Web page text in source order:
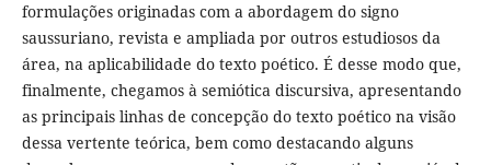
formulações originadas com a abordagem do signo
saussuriano, revista e ampliada por outros estudiosos da
área, na aplicabilidade do texto poético. É desse modo que,
finalmente, chegamos à semiótica discursiva, apresentando
as principais linhas de concepção do texto poético na visão
dessa vertente teórica, bem como destacando alguns